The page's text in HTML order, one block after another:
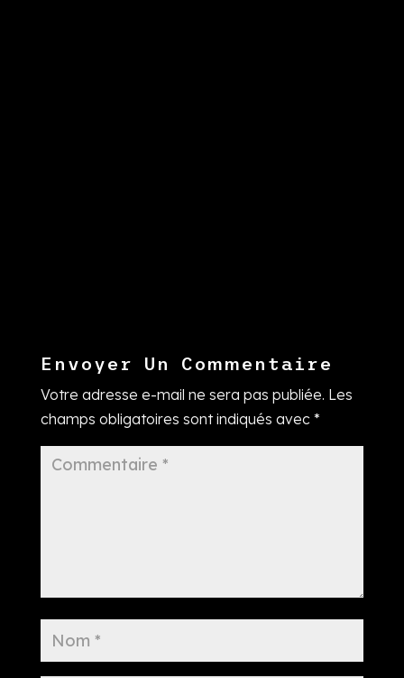
Envoyer Un Commentaire
Votre adresse e-mail ne sera pas publiée. Les
champs obligatoires sont indiqués avec *